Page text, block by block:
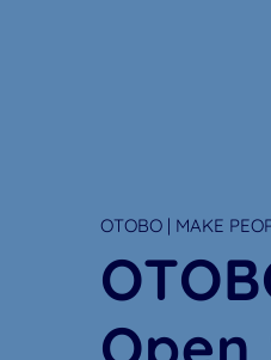
OTOBO | MAKE